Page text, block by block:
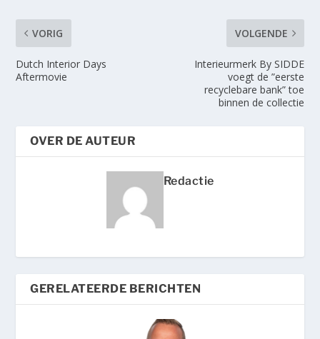
VORIG
Dutch Interior Days
Aftermovie
VOLGENDE
Interieurmerk By SIDDE
voegt de ”eerste
recyclebare bank” toe
binnen de collectie
OVER DE AUTEUR
Redactie
GERELATEERDE BERICHTEN